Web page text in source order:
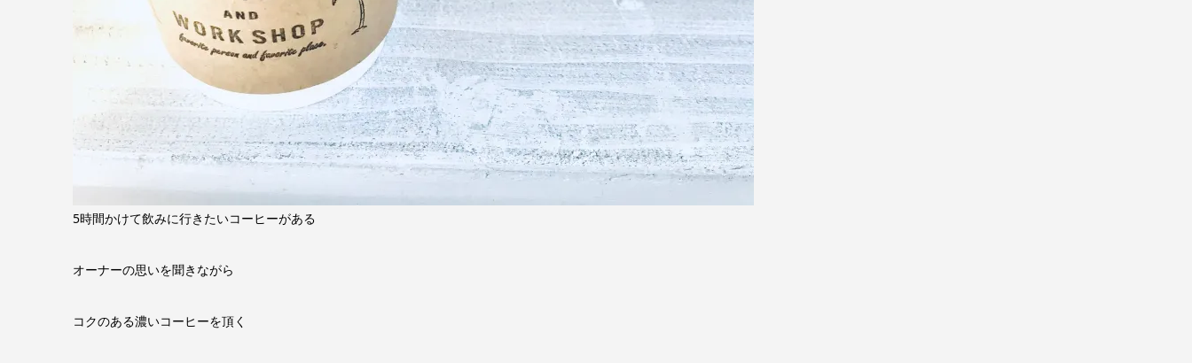
5時間かけて飲みに行きたいコーヒーがある
オーナーの思いを聞きながら
コクのある濃いコーヒーを頂く